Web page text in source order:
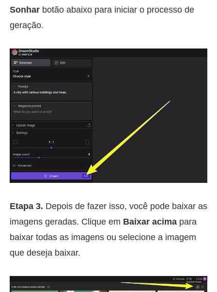
Sonhar botão abaixo para iniciar o processo de
geração.
Etapa 3. Depois de fazer isso, você pode baixar as
imagens geradas. Clique em Baixar acima para
baixar todas as imagens ou selecione a imagem
que deseja baixar.